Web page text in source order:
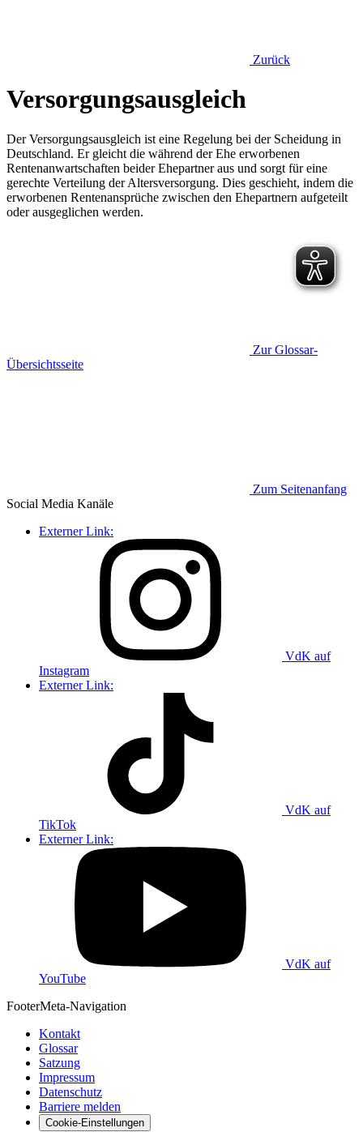
Zurück
Versorgungsausgleich
Der Versorgungsausgleich ist eine Regelung bei der Scheidung in
Deutschland. Er gleicht die während der Ehe erworbenen
Rentenanwartschaften beider Ehepartner aus und sorgt für eine
gerechte Verteilung der Altersversorgung. Dies geschieht, indem die
erworbenen Rentenansprüche zwischen den Ehepartnern aufgeteilt
oder ausgeglichen werden.
Zur Glossar-
Übersichtsseite
Zum Seitenanfang
Social Media Kanäle
Externer Link:
VdK auf
Instagram
Externer Link:
VdK auf
TikTok
Externer Link:
VdK auf
YouTube
FooterMeta-Navigation
Kontakt
Glossar
Satzung
Impressum
Datenschutz
Barriere melden
Cookie-Einstellungen